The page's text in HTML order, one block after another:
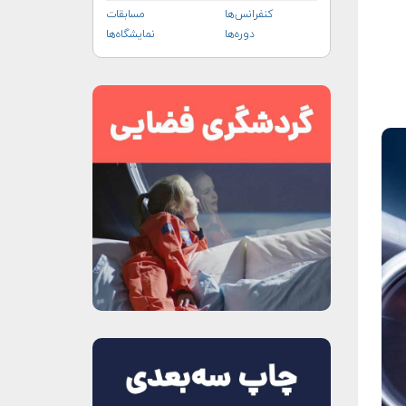
کنفرانس‌ها
مسابقات
دوره‌ها
نمایشگاه‌ها